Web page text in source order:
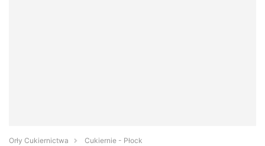
Orły Cukiernictwa
Cukiernie - Płock